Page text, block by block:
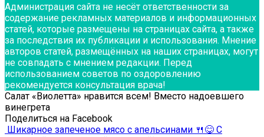
Администрация сайта не несёт ответственности за
содержание рекламных материалов и информационных
статей, которые размещены на страницах сайта, а также
за последствия их публикации и использования. Мнение
авторов статей, размещённых на наших страницах, могут
не совпадать с мнением редакции. Перед
использованием советов по оздоровлению
рекомендуется консультация врача!
Салат «Виолетта» нравится всем! Вместо надоевшего
винегрета
Поделиться на Facebook
Шикарное запеченое мясо с апельсинами 🍴😋 С